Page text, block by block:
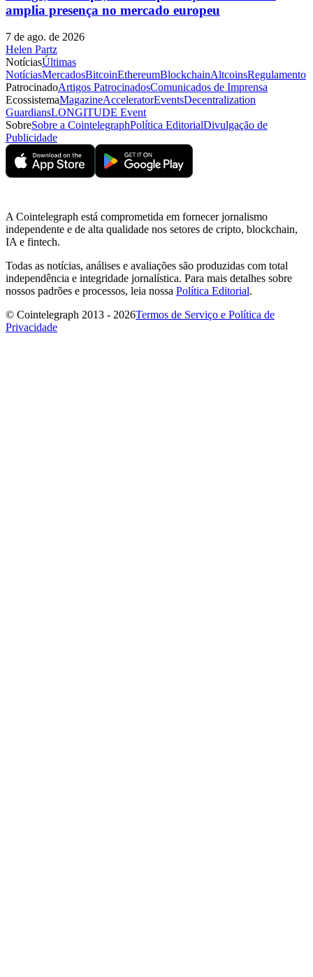
amplia presença no mercado europeu
7 de ago. de 2026
Helen Partz
NotíciasÚltimas
NotíciasMercadosBitcoinEthereumBlockchainAltcoinsRegulamento
PatrocinadoArtigos PatrocinadosComunicados de Imprensa
EcossistemaMagazineAcceleratorEventsDecentralization
GuardiansLONGITUDE Event
SobreSobre a CointelegraphPolítica EditorialDivulgação de
Publicidade
A Cointelegraph está comprometida em fornecer jornalismo
independente e de alta qualidade nos setores de cripto, blockchain,
IA e fintech.
Todas as notícias, análises e avaliações são produzidas com total
independência e integridade jornalística. Para mais detalhes sobre
nossos padrões e processos, leia nossa Política Editorial.
© Cointelegraph 2013 - 2026Termos de Serviço e Política de
Privacidade